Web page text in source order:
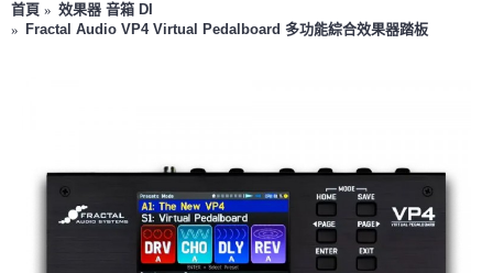
首頁
效果器 音箱 DI
Fractal Audio VP4 Virtual Pedalboard 多功能綜合效果器踏板